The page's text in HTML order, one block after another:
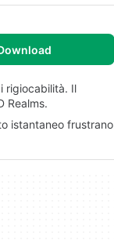
rigiocabilità. Il
Realms.
istantaneo frustrano